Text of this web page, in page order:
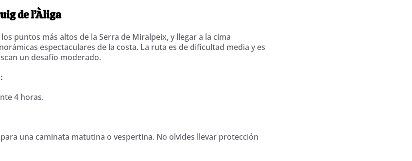
de l’Àliga
los puntos más altos de la Serra de Miralpeix, y llegar a la cima
espectaculares de la costa. La ruta es de dificultad media y es
un desafío moderado.
4 horas.
para una caminata matutina o vespertina. No olvides llevar protección